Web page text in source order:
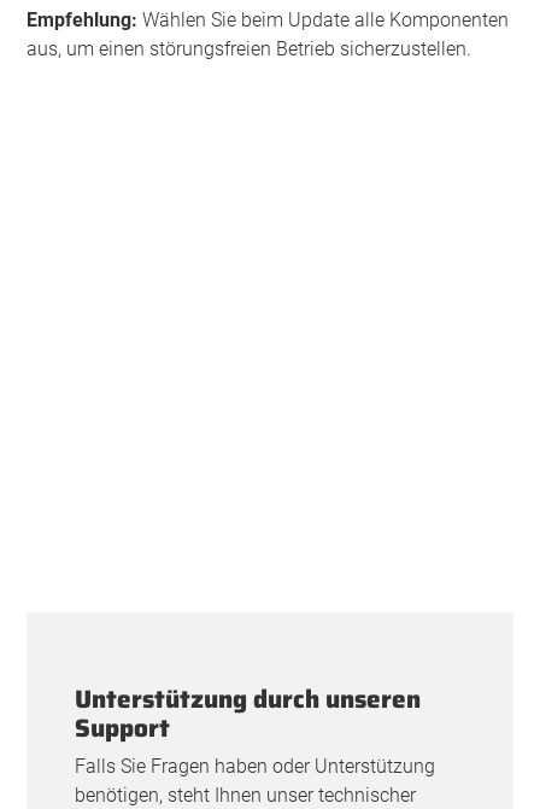
Empfehlung: Wählen Sie beim Update alle Komponenten
aus, um einen störungsfreien Betrieb sicherzustellen.
Unterstützung durch unseren
Support
Falls Sie Fragen haben oder Unterstützung
benötigen, steht Ihnen unser technischer